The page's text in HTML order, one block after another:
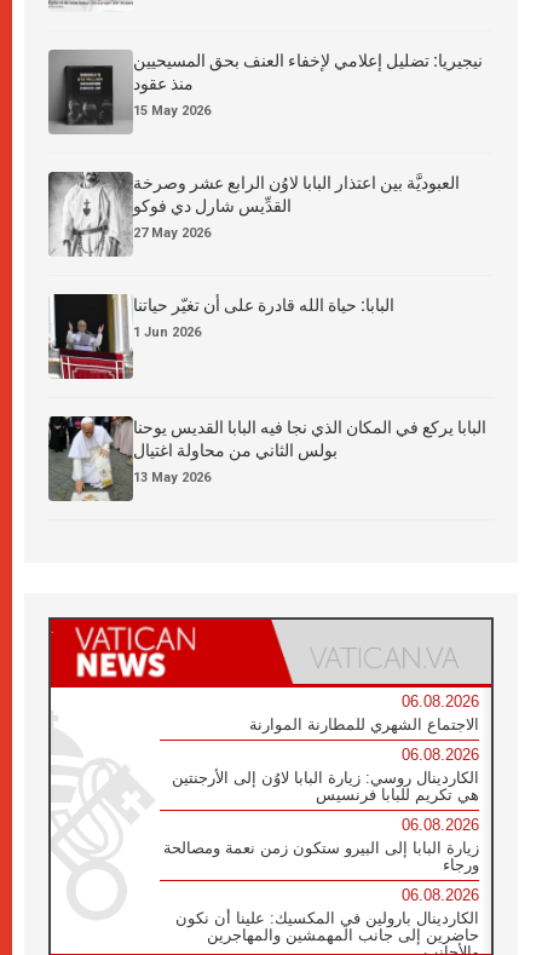
نيجيريا: تضليل إعلامي لإخفاء العنف بحق المسيحيين
منذ عقود
15 May 2026
العبوديَّة بين اعتذار البابا لاوُن الرابع عشر وصرخة
القدِّيس شارل دي فوكو
27 May 2026
البابا: حياة الله قادرة على أن تغيّر حياتنا
1 Jun 2026
البابا يركع في المكان الذي نجا فيه البابا القديس يوحنا
بولس الثاني من محاولة اغتيال
13 May 2026
06.08.2026
الاجتماع الشهري للمطارنة الموارنة
06.08.2026
الكاردينال روسي: زيارة البابا لاوُن إلى الأرجنتين
هي تكريم للبابا فرنسيس
06.08.2026
زيارة البابا إلى البيرو ستكون زمن نعمة ومصالحة
ورجاء
06.08.2026
الكاردينال بارولين في المكسيك: علينا أن نكون
حاضرين إلى جانب المهمشين والمهاجرين